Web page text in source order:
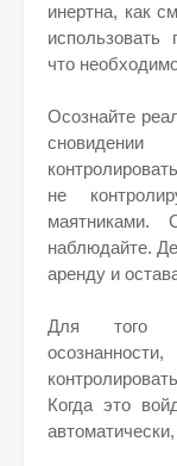
инертна, как
что
Осознайте
не
маятниками.
наблюдайте.
аренду и
Для того
Когда это